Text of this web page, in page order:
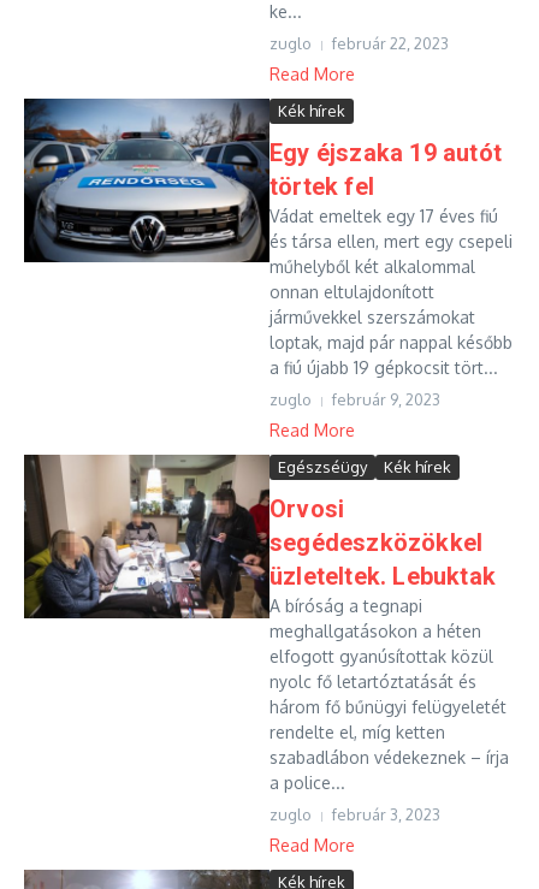
ke...
zuglo február 22, 2023
Read More
Kék hírek
Egy éjszaka 19 autót
törtek fel
Vádat emeltek egy 17 éves fiú
és társa ellen, mert egy csepeli
műhelyből két alkalommal
onnan eltulajdonított
járművekkel szerszámokat
loptak, majd pár nappal később
a fiú újabb 19 gépkocsit tört...
zuglo február 9, 2023
Read More
Egészséügy Kék hírek
Orvosi
segédeszközökkel
üzleteltek. Lebuktak
A bíróság a tegnapi
meghallgatásokon a héten
elfogott gyanúsítottak közül
nyolc fő letartóztatását és
három fő bűnügyi felügyeletét
rendelte el, míg ketten
szabadlábon védekeznek – írja
a police...
zuglo február 3, 2023
Read More
Kék hírek